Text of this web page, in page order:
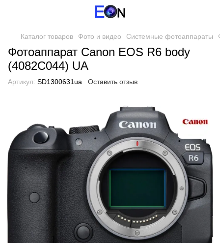
Каталог товаров Фото и видео Системные фотоаппараты
Фотоаппарат Canon EOS R6 body
(4082C044) UA
Артикул: SD1300631ua Оставить отзыв